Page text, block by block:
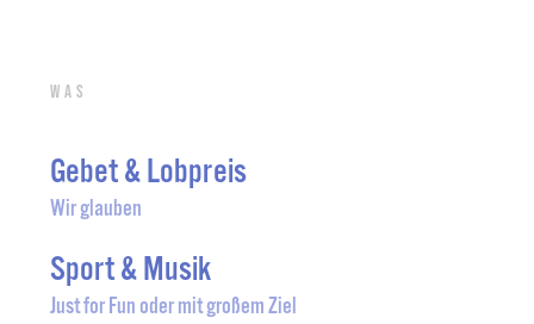
Was
Gebet & Lobpreis
Wir glauben
Sport & Musik
Just for Fun oder mit großem Ziel